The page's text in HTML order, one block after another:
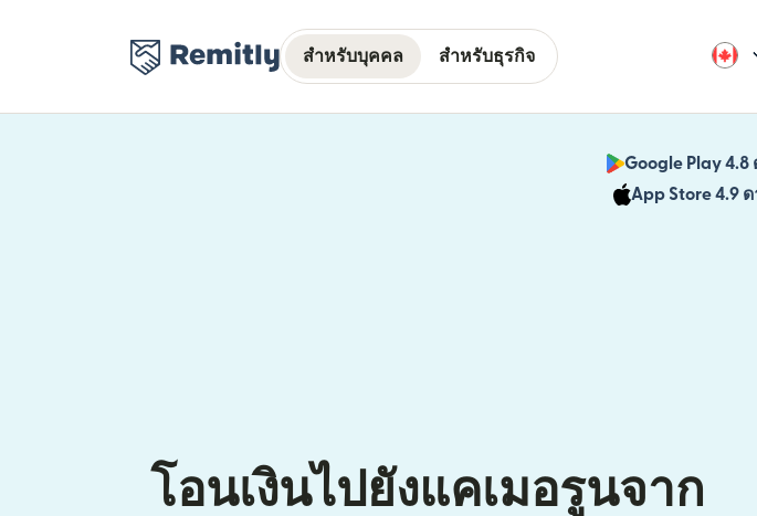
สำหรับบุคคล สำหรับธุรกิจ
Google Play 4.8
App Store 4.9 ด
โอนเงินไปยังแคเมอรูนจาก